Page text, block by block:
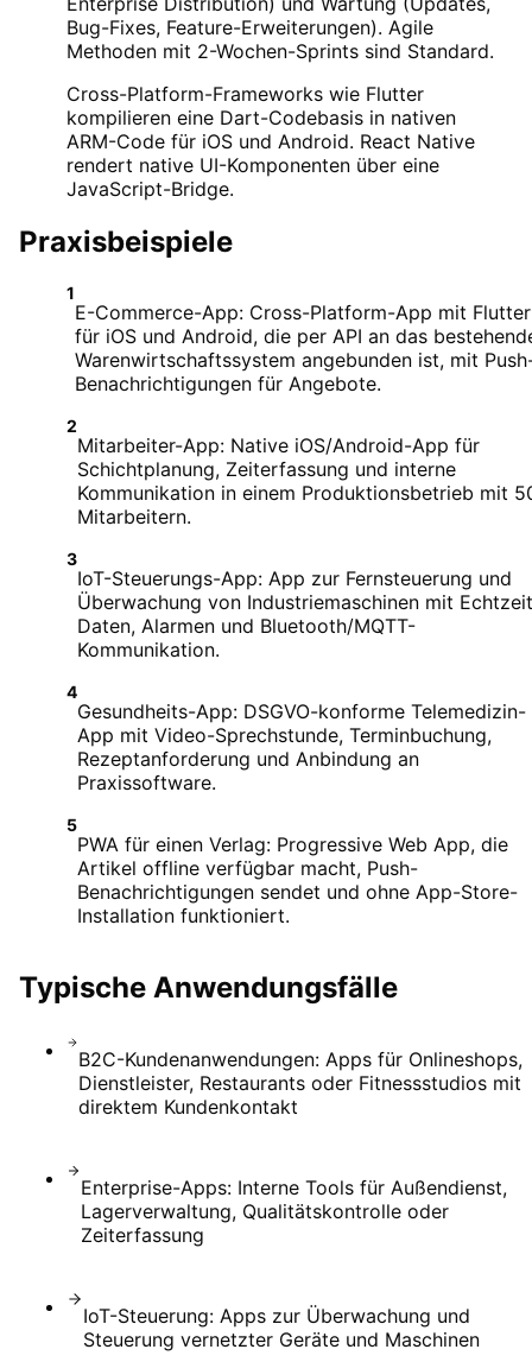
Bug-Fixes, Feature-Erweiterungen). Agile
Methoden mit 2-Wochen-Sprints sind Standard.
Cross-Platform-Frameworks wie Flutter
kompilieren eine Dart-Codebasis in nativen
ARM-Code für iOS und Android. React Native
rendert native UI-Komponenten über eine
JavaScript-Bridge.
Praxisbeispiele
1
E-Commerce-App: Cross-Platform-App mit Flutter
für iOS und Android, die per API an das
Warenwirtschaftssystem angebunden ist, mit
Benachrichtigungen für Angebote.
2
Mitarbeiter-App: Native iOS/Android-App für
Schichtplanung, Zeiterfassung und interne
Kommunikation in einem Produktionsbetrieb mit
Mitarbeitern.
3
IoT-Steuerungs-App: App zur Fernsteuerung und
Überwachung von Industriemaschinen mit
Daten, Alarmen und Bluetooth/MQTT-
Kommunikation.
4
Gesundheits-App: DSGVO-konforme Telemedizin-
App mit Video-Sprechstunde, Terminbuchung,
Rezeptanforderung und Anbindung an
Praxissoftware.
5
PWA für einen Verlag: Progressive Web App, die
Artikel offline verfügbar macht, Push-
Benachrichtigungen sendet und ohne App-Store-
Installation funktioniert.
Typische Anwendungsfälle
B2C-Kundenanwendungen: Apps für Onlineshops,
Dienstleister, Restaurants oder Fitnessstudios mit
direktem Kundenkontakt
Enterprise-Apps: Interne Tools für Außendienst,
Lagerverwaltung, Qualitätskontrolle oder
Zeiterfassung
IoT-Steuerung: Apps zur Überwachung und
Steuerung vernetzter Geräte und Maschinen